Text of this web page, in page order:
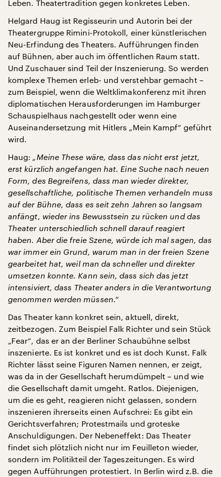
Leben. Theatertradition gegen konkretes Leben.
Helgard Haug ist Regisseurin und Autorin bei der
Theatergruppe Rimini-Protokoll, einer künstlerischen
Neu-Erfindung des Theaters. Aufführungen finden
auf Bühnen, aber auch im öffentlichen Raum statt.
Und Zuschauer sind Teil der Inszenierung. So werden
komplexe Themen erleb- und verstehbar gemacht –
zum Beispiel, wenn die Weltklimakonferenz mit ihren
diplomatischen Herausforderungen im Hamburger
Schauspielhaus nachgestellt oder wenn eine
Auseinandersetzung mit Hitlers „Mein Kampf“ geführt
wird.
Haug: „Meine These wäre, dass das nicht erst jetzt,
erst kürzlich angefangen hat. Eine Suche nach neuen
Form, des Begreifens, dass man wieder direkter,
gesellschaftliche, politische Themen verhandeln muss
auf der Bühne, dass es seit zehn Jahren so langsam
anfängt, wieder ins Bewusstsein zu rücken und das
Theater unterschiedlich schnell darauf reagiert
haben. Aber die freie Szene, würde ich mal sagen, das
war immer ein Grund, warum man in der freien Szene
gearbeitet hat, weil man da schneller und direkter
umsetzen konnte. Kann sein, dass sich das jetzt
intensiviert, dass Theater anders in die Verantwortung
genommen werden müssen.“
Das Theater kann konkret sein, aktuell, direkt,
zeitbezogen. Zum Beispiel Falk Richter und sein Stück
„Fear“, das er an der Berliner Schaubühne selbst
inszenierte. Es ist konkret und es ist doch Kunst. Falk
Richter lässt seine Figuren Namen nennen, er zeigt,
was da in der Gesellschaft herumdümpelt – und wie
die Gesellschaft damit umgeht. Ratlos. Diejenigen,
um die es geht, reagieren nicht gelassen, sondern
inszenieren ihrerseits einen Aufschrei: Es gibt ein
Gerichtsverfahren; Protestmails und groteske
Anschuldigungen. Der Nebeneffekt: Das Theater
findet sich plötzlich nicht nur im Feuilleton wieder,
sondern im Politikteil der Tageszeitungen. Es wird
gegen Aufführungen protestiert. In Berlin wird z.B. die